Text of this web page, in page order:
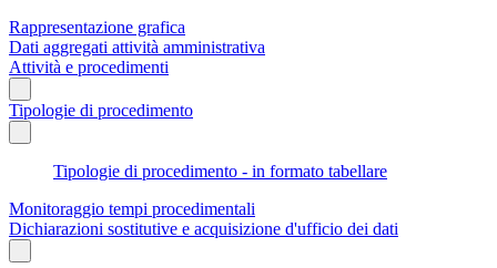
Rappresentazione grafica
Dati aggregati attività amministrativa
Attività e procedimenti
Tipologie di procedimento
Tipologie di procedimento - in formato tabellare
Monitoraggio tempi procedimentali
Dichiarazioni sostitutive e acquisizione d'ufficio dei dati